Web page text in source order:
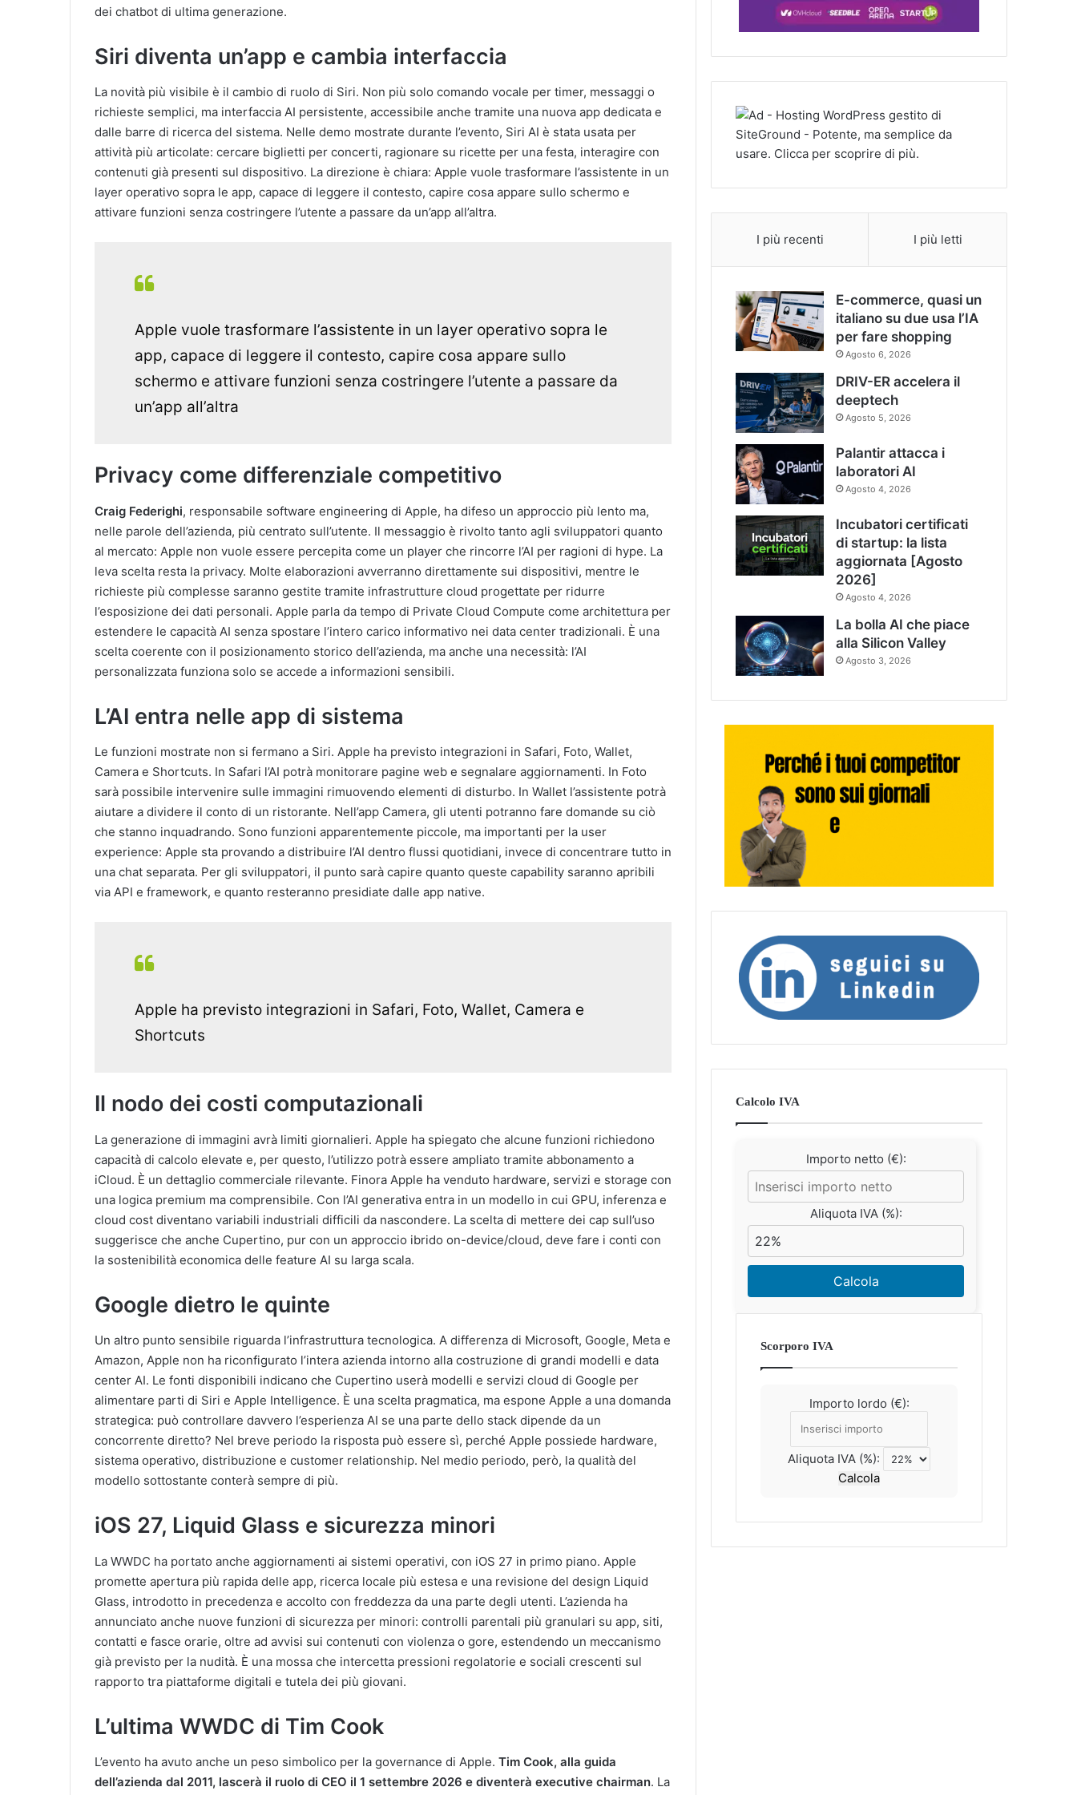
dei chatbot di ultima generazione.
Siri diventa un’app e cambia interfaccia
La novità più visibile è il cambio di ruolo di Siri. Non più solo comando vocale per timer, messaggi o
richieste semplici, ma interfaccia AI persistente, accessibile anche tramite una nuova app dedicata e
dalle barre di ricerca del sistema. Nelle demo mostrate durante l’evento, Siri AI è stata usata per
attività più articolate: cercare biglietti per concerti, ragionare su ricette per una festa, interagire con
contenuti già presenti sul dispositivo. La direzione è chiara: Apple vuole trasformare l’assistente in un
layer operativo sopra le app, capace di leggere il contesto, capire cosa appare sullo schermo e
attivare funzioni senza costringere l’utente a passare da un’app all’altra.
Apple vuole trasformare l’assistente in un layer operativo sopra le
app, capace di leggere il contesto, capire cosa appare sullo
schermo e attivare funzioni senza costringere l’utente a passare da
un’app all’altra
Privacy come differenziale competitivo
Craig Federighi, responsabile software engineering di Apple, ha difeso un approccio più lento ma,
nelle parole dell’azienda, più centrato sull’utente. Il messaggio è rivolto tanto agli sviluppatori quanto
al mercato: Apple non vuole essere percepita come un player che rincorre l’AI per ragioni di hype. La
leva scelta resta la privacy. Molte elaborazioni avverranno direttamente sui dispositivi, mentre le
richieste più complesse saranno gestite tramite infrastrutture cloud progettate per ridurre
l’esposizione dei dati personali. Apple parla da tempo di Private Cloud Compute come architettura per
estendere le capacità AI senza spostare l’intero carico informativo nei data center tradizionali. È una
scelta coerente con il posizionamento storico dell’azienda, ma anche una necessità: l’AI
personalizzata funziona solo se accede a informazioni sensibili.
L’AI entra nelle app di sistema
Le funzioni mostrate non si fermano a Siri. Apple ha previsto integrazioni in Safari, Foto, Wallet,
Camera e Shortcuts. In Safari l’AI potrà monitorare pagine web e segnalare aggiornamenti. In Foto
sarà possibile intervenire sulle immagini rimuovendo elementi di disturbo. In Wallet l’assistente potrà
aiutare a dividere il conto di un ristorante. Nell’app Camera, gli utenti potranno fare domande su ciò
che stanno inquadrando. Sono funzioni apparentemente piccole, ma importanti per la user
experience: Apple sta provando a distribuire l’AI dentro flussi quotidiani, invece di concentrare tutto in
una chat separata. Per gli sviluppatori, il punto sarà capire quanto queste capability saranno apribili
via API e framework, e quanto resteranno presidiate dalle app native.
Apple ha previsto integrazioni in Safari, Foto, Wallet, Camera e
Shortcuts
Il nodo dei costi computazionali
La generazione di immagini avrà limiti giornalieri. Apple ha spiegato che alcune funzioni richiedono
capacità di calcolo elevate e, per questo, l’utilizzo potrà essere ampliato tramite abbonamento a
iCloud. È un dettaglio commerciale rilevante. Finora Apple ha venduto hardware, servizi e storage con
una logica premium ma comprensibile. Con l’AI generativa entra in un modello in cui GPU, inferenza e
cloud cost diventano variabili industriali difficili da nascondere. La scelta di mettere dei cap sull’uso
suggerisce che anche Cupertino, pur con un approccio ibrido on-device/cloud, deve fare i conti con
la sostenibilità economica delle feature AI su larga scala.
Google dietro le quinte
Un altro punto sensibile riguarda l’infrastruttura tecnologica. A differenza di Microsoft, Google, Meta e
Amazon, Apple non ha riconfigurato l’intera azienda intorno alla costruzione di grandi modelli e data
center AI. Le fonti disponibili indicano che Cupertino userà modelli e servizi cloud di Google per
alimentare parti di Siri e Apple Intelligence. È una scelta pragmatica, ma espone Apple a una domanda
strategica: può controllare davvero l’esperienza AI se una parte dello stack dipende da un
concorrente diretto? Nel breve periodo la risposta può essere sì, perché Apple possiede hardware,
sistema operativo, distribuzione e customer relationship. Nel medio periodo, però, la qualità del
modello sottostante conterà sempre di più.
iOS 27, Liquid Glass e sicurezza minori
La WWDC ha portato anche aggiornamenti ai sistemi operativi, con iOS 27 in primo piano. Apple
promette apertura più rapida delle app, ricerca locale più estesa e una revisione del design Liquid
Glass, introdotto in precedenza e accolto con freddezza da una parte degli utenti. L’azienda ha
annunciato anche nuove funzioni di sicurezza per minori: controlli parentali più granulari su app, siti,
contatti e fasce orarie, oltre ad avvisi sui contenuti con violenza o gore, estendendo un meccanismo
già previsto per la nudità. È una mossa che intercetta pressioni regolatorie e sociali crescenti sul
rapporto tra piattaforme digitali e tutela dei più giovani.
L’ultima WWDC di Tim Cook
L’evento ha avuto anche un peso simbolico per la governance di Apple. Tim Cook, alla guida
dell’azienda dal 2011, lascerà il ruolo di CEO il 1 settembre 2026 e diventerà executive chairman. La
I più recenti I più letti
E-commerce, quasi un
italiano su due usa l’IA
per fare shopping
Agosto 6, 2026
DRIV-ER accelera il
deeptech
Agosto 5, 2026
Palantir attacca i
laboratori AI
Agosto 4, 2026
Incubatori certificati
di startup: la lista
aggiornata [Agosto
2026]
Agosto 4, 2026
La bolla AI che piace
alla Silicon Valley
Agosto 3, 2026
Calcolo IVA
Importo netto (€):
Aliquota IVA (%):
Calcola
Scorporo IVA
Importo lordo (€):
Aliquota IVA (%):
Calcola